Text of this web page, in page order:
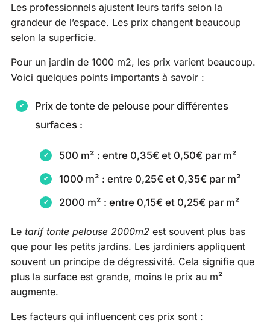
Les professionnels ajustent leurs tarifs selon la
grandeur de l’espace. Les prix changent beaucoup
selon la superficie.
Pour un jardin de 1000 m2, les prix varient beaucoup.
Voici quelques points importants à savoir :
Prix de tonte de pelouse pour différentes
surfaces :
500 m² : entre 0,35€ et 0,50€ par m²
1000 m² : entre 0,25€ et 0,35€ par m²
2000 m² : entre 0,15€ et 0,25€ par m²
Le tarif tonte pelouse 2000m2 est souvent plus bas
que pour les petits jardins. Les jardiniers appliquent
souvent un principe de dégressivité. Cela signifie que
plus la surface est grande, moins le prix au m²
augmente.
Les facteurs qui influencent ces prix sont :